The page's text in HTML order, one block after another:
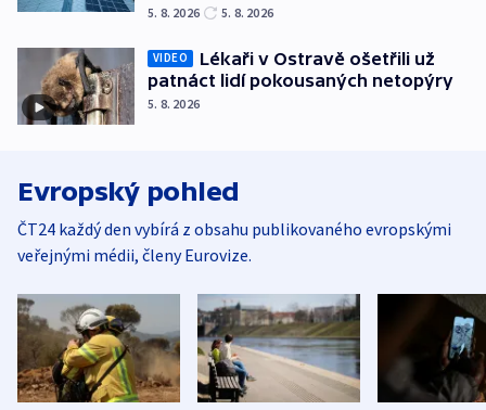
5. 8. 2026 5. 8. 2026
VIDEO
Lékaři v Ostravě ošetřili už
patnáct lidí pokousaných netopýry
5. 8. 2026
Evropský pohled
ČT24 každý den vybírá z obsahu publikovaného evropskými
veřejnými médii, členy Eurovize.